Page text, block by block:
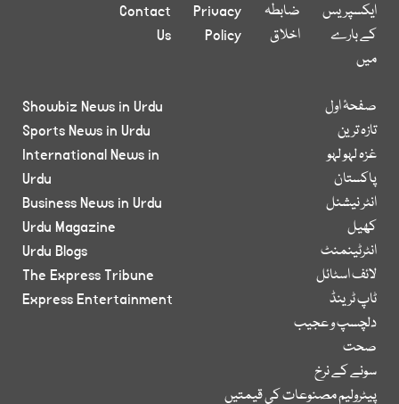
ایکسپریس
کے بارے
میں
ضابطہ
اخلاق
Privacy
Policy
Contact
Us
صفحۂ اول
تازہ ترین
غزہ لہو لہو
پاکستان
انٹر نیشنل
کھیل
انٹرٹینمنٹ
لائف اسٹائل
ٹاپ ٹرینڈ
دلچسپ و عجیب
صحت
سونے کے نرخ
پیٹرولیم مصنوعات کی قیمتیں
Showbiz News in Urdu
Sports News in Urdu
International News in
Urdu
Business News in Urdu
Urdu Magazine
Urdu Blogs
The Express Tribune
Express Entertainment